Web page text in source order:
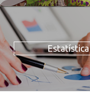
Estatística